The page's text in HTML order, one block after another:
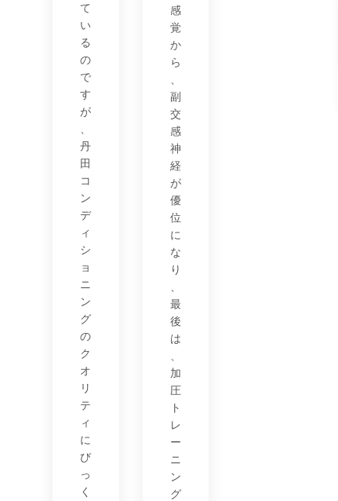
て
い
る
の
で
す
が
丹
田
コ
ン
デ
ィ
シ
ョ
ニ
ン
グ
の
ク
オ
リ
テ
ィ
に
び
っ
く
感
覚
か
ら
副
交
感
神
経
が
優
位
に
な
り
最
後
は
加
圧
ト
レ
ー
ニ
ン
グ